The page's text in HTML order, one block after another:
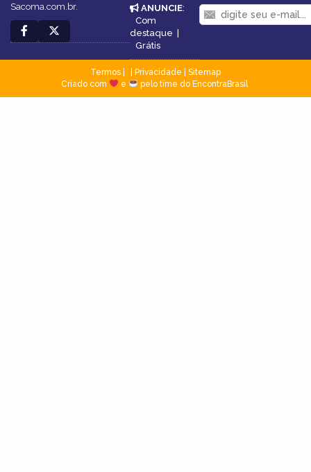
Sacoma.com.br.
ANUNCIE:
Com
destaque
Grátis
Termos Privacidade
Sitemap
Criado com
e pelo time do EncontraBrasil